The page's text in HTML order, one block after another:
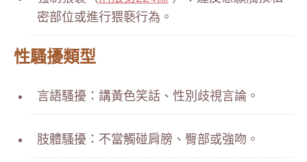
密部位或進行猥褻行為。
性騷擾類型
言語騷擾：講黃色笑話、性別歧視言論。
肢體騷擾：不當觸碰肩膀、臀部或強吻。